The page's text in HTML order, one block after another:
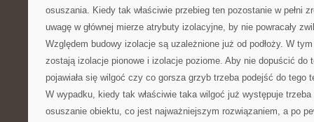
osuszania. Kiedy tak właściwie przebieg ten pozostanie w pełni
uwagę w głównej mierze atrybuty izolacyjne, by nie powracały
Względem budowy izolacje są uzależnione już od podłoży. W
zostają izolacje pionowe i izolacje poziome. Aby nie dopuścić do
pojawiała się wilgoć czy co gorsza grzyb trzeba podejść do tego
W wypadku, kiedy tak właściwie taka wilgoć już występuje
osuszanie obiektu, co jest najważniejszym rozwiązaniem, a po